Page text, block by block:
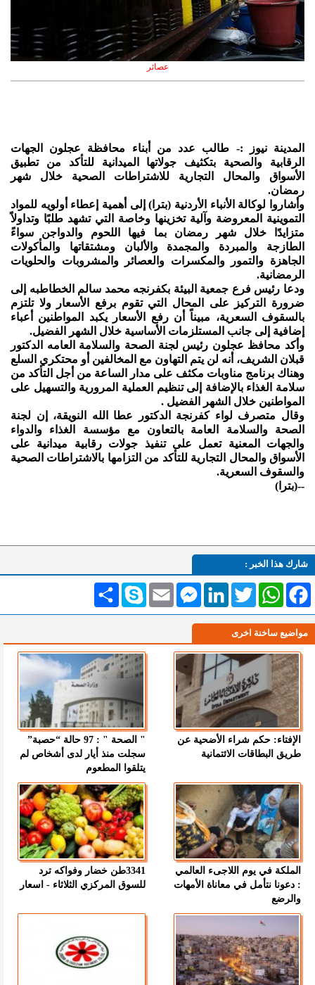
عصائر
المدينة نيوز :- طالب عدد من أبناء محافظة عجلون الجهات
الرقابية والصحية بتكثيف جولاتها الميدانية للتأكد من تطبيق
الأسواق والمحال التجارية للاشتراطات الصحية خلال شهر
رمضان.
وأشاروا لوكالة الأنباء الأردنية (بترا) إلى أهمية إعطاء أولويه للمواد
التموينية المعروضة وآلية تخزينها وخاصة التي تشهد طلبًا وتداولاً
متزايدًا خلال شهر رمضان بما فيها اللحوم والدواجن سواءً
الطازجة والمبردة والمجمدة والألبان ومشتقاتها والمأكولات
الجاهزة والتمور والمكسرات والعصائر والمشروبات والحلويات
الرمضانية.
ودعا رئيس فرع جمعية البيئة بكفرنجه محمد سالم الخطاطبه إلى
ضرورة التركيز على المحال التي تقوم برفع الأسعار ولا تلتزم
بالسقوف السعرية، مبيناً أن رفع الأسعار يكبد المواطنين أعباء
إضافية إلى جانب المستلزمات الأساسية خلال الشهر الفضيل.
وأكد محافظ عجلون رئيس لجنة الصحة والسلامة العامه الدكتور
قبلان الشريف، أنه لن يتم التهاون مع المخالفين أو محتكري السلع
وهناك برنامج مناوبات مكثف على مدار الساعة من أجل التأكد من
سلامة الغذاء بالإضافة إلى تنظيم العملية المرورية والتسهيل على
المواطنين خلال الشهر الفضيل .
وقال متصرف لواء كفرنجة الدكتور عطا الله النويقة، إن لجنة
الصحة والسلامة العامة بالتعاون مع مؤسسة الغذاء والدواء
والجهات المعنية تعمل على تنفيذ جولات رقابية ميدانية على
الأسواق والمحال التجارية للتأكد من التزامها بالاشتراطات الصحية
والسقوف السعرية.
--(بترا)
شارك هذا الخبر :
انشر Skype Email
MessengerLinkedInTwitterWhatsAppFacebook
مواضيع ساخنة اخرى
الإفتاء: حكم شراء الأضحية عن
طريق البطاقات الائتمانية
" الصحة " : 97 حالة “حصبة”
سجلت منذ أيار لدى أشخاص لم
يتلقوا المطعوم
الملكة في يوم اللاجىء العالمي
: دعونا نتأمل في معاناة الأمهات
والرضع
3341طن خضار وفواكه ترد
للسوق المركزي الثلاثاء - اسعار